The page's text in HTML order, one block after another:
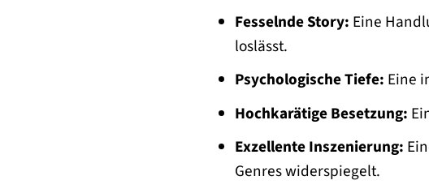
Fesselnde Story: Eine
loslässt.
Psychologische Tiefe: Eine
Hochkarätige Besetzung:
Exzellente Inszenierung:
Genres widerspiegelt.